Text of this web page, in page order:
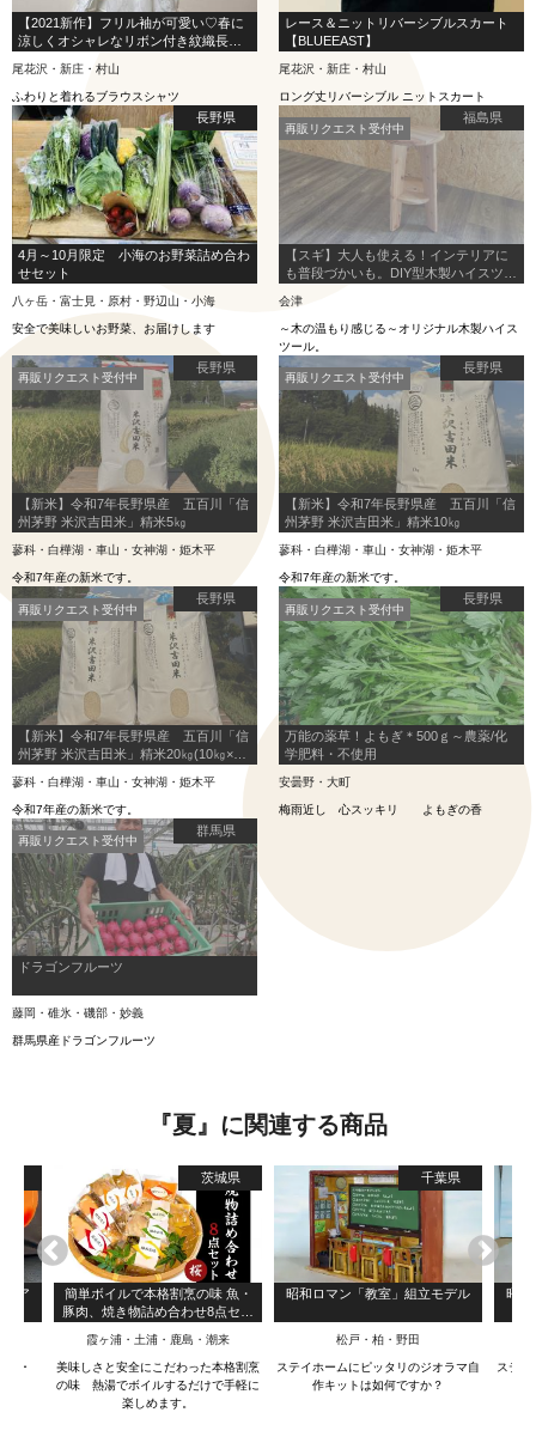
【2021新作】フリル袖が可愛い♡春に
涼しくオシャレなリボン付き紋織長袖
尾花沢・新庄・村山
ふわりと着れるブラウスシャツ
レース＆ニットリバーシブルスカート
【BLUEEAST】
尾花沢・新庄・村山
ロング丈リバーシブル ニットスカート
長野県
4月～10月限定 小海のお野菜詰め合わ
せセット
八ヶ岳・富士見・原村・野辺山・小海
安全で美味しいお野菜、お届けします
福島県
【スギ】大人も使える！インテリアに
も普段づかいも。DIY型木製ハイスツー
会津
～木の温もり感じる～オリジナル木製ハイス
ツール。
再販リクエスト受付中
長野県
【新米】令和7年長野県産 五百川「信
州茅野 米沢吉田米」精米5㎏
蓼科・白樺湖・車山・女神湖・姫木平
令和7年産の新米です。
再販リクエスト受付中
長野県
【新米】令和7年長野県産 五百川「信
州茅野 米沢吉田米」精米10㎏
蓼科・白樺湖・車山・女神湖・姫木平
令和7年産の新米です。
再販リクエスト受付中
長野県
【新米】令和7年長野県産 五百川「信
州茅野 米沢吉田米」精米20㎏(10㎏×2
蓼科・白樺湖・車山・女神湖・姫木平
令和7年産の新米です。
再販リクエスト受付中
長野県
万能の薬草！よもぎ＊500ｇ～農薬/化
学肥料・不使用
安曇野・大町
梅雨近し 心スッキリ よもぎの香
再販リクエスト受付中
群馬県
ドラゴンフルーツ
藤岡・碓氷・磯部・妙義
群馬県産ドラゴンフルーツ
再販リクエスト受付中
『夏』に関連する商品
ア
ナー
茨城県
簡単ボイルで本格割烹の味 魚・
豚肉、焼き物詰め合わせ8点セッ
霞ヶ浦・土浦・鹿島・潮来
美味しさと安全にこだわった本格割烹
の味 熱湯でボイルするだけで手軽に
楽しめます。
千葉県
昭和ロマン「教室」組立モデル
松戸・柏・野田
ステイホームにピッタリのジオラマ自
作キットは如何ですか？
昭和
ステイ